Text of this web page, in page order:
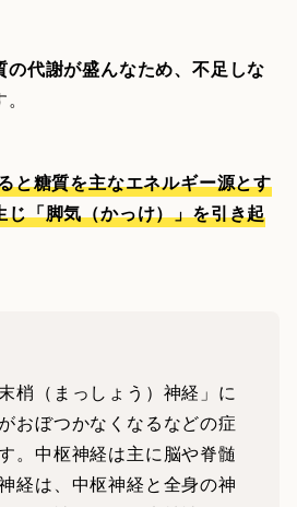
の代謝が盛んなため、不足しな
と糖質を主なエネルギー源とす
じ「脚気（かっけ）」を引き起
梢（まっしょう）神経」に
おぼつかなくなるなどの症
。中枢神経は主に脳や脊髄
経は、中枢神経と全身の神